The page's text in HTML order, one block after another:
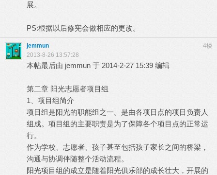
展。
PS:根据以后修宪会做相应的更改。
4楼
jemmun
2013-8-26 13:57:28
本帖最后由 jemmun 于 2014-2-27 15:39 编辑
第二章 阳光志愿者项目组
1、项目组简介
项目组是阳光的职能组之一。是由各项目点的项目负责人
组成。项目组的主要职责是为了保障各个项目点的正常运
行。
作为学校、志愿者、孩子甚至包括孩子家长之间的桥梁，
沟通与协调伴随整个活动流程。
阳光项目组的成立是随着阳光俱乐部的成长壮大，开展的